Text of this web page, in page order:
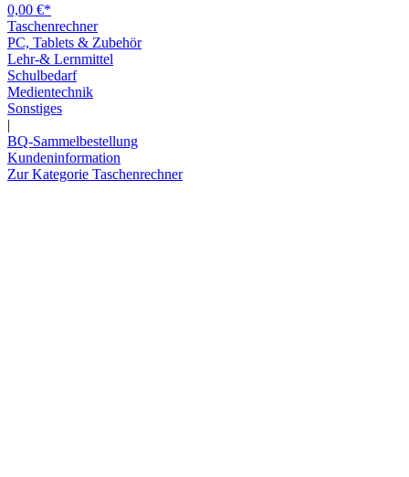
0,00 €*
Taschenrechner
PC, Tablets & Zubehör
Lehr-& Lernmittel
Schulbedarf
Medientechnik
Sonstiges
|
BQ-Sammelbestellung
Kundeninformation
Zur Kategorie Taschenrechner